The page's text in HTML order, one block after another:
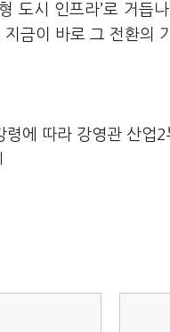
도시 인프라’로 거
금이 바로 그 전환의
에 따라 강영관 산업2